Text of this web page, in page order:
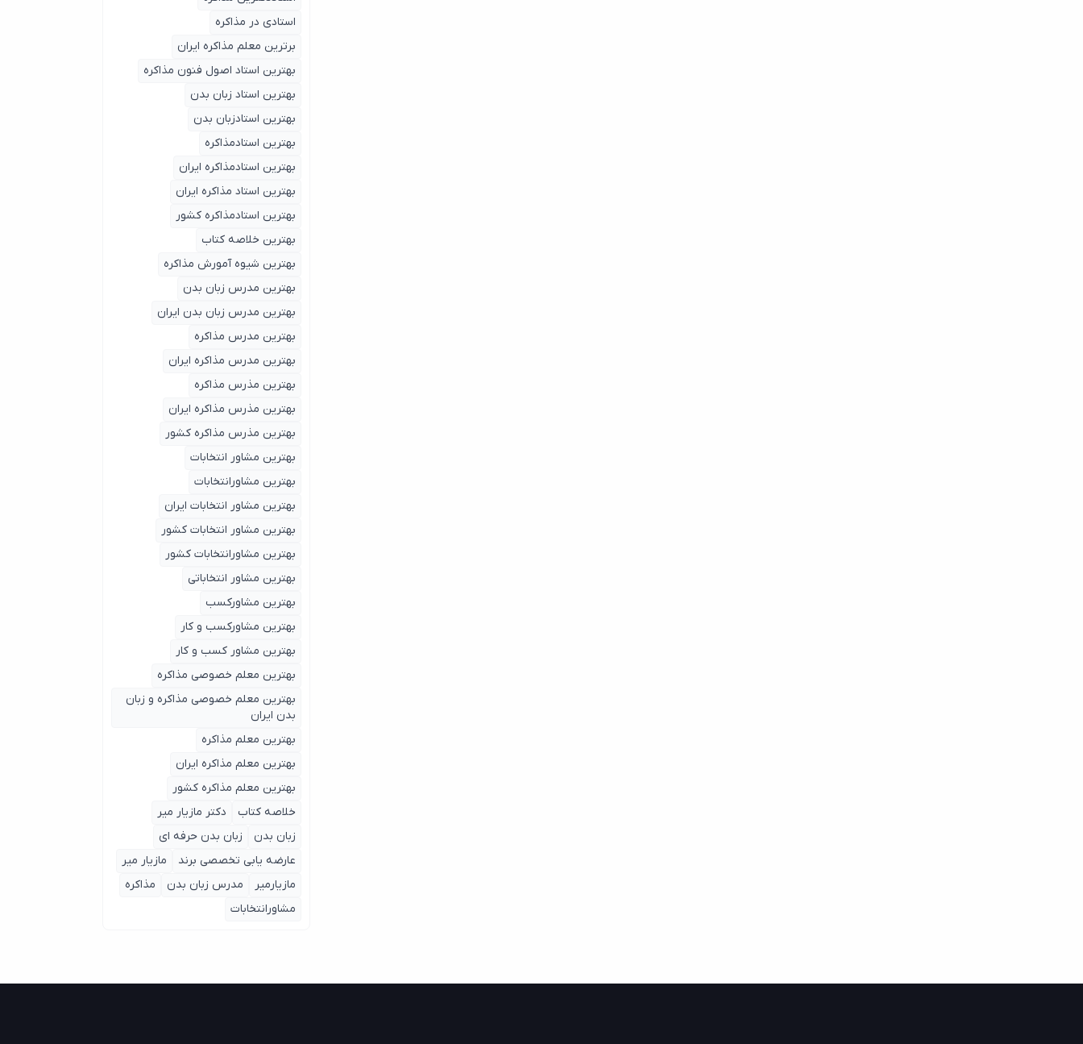
استادی در مذاکره
برترین معلم مذاکره ایران
بهترین استاد اصول ‌فنون مذاکره
بهترین استاد زبان بدن
بهترین استادزبان بدن
بهترین استادمذاکره
بهترین استادمذاکره ایران
بهترین استاد مذاکره ایران
بهترین استادمذاکره کشور
بهترین خلاصه کتاب
بهترین شیوه آمورش مذاکره
بهترین مدرس زبان بدن
بهترین مدرس زبان بدن ایران
بهترین مدرس مذاکره
بهترین مدرس مذاکره ایران
بهترین مذرس مذاکره
بهترین مذرس مذاکره ایران
بهترین مذرس مذاکره کشور
بهترین مشاور انتخابات
بهترین مشاورانتخابات
بهترین مشاور انتخابات ایران
بهترین مشاور انتخابات کشور
بهترین مشاورانتخابات کشور
بهترین مشاور انتخاباتی
بهترین مشاورکسب
بهترین مشاورکسب و کار
بهترین مشاور کسب و کار
بهترین معلم خصوصی مذاکره
بهترین معلم خصوصی مذاکره و زبان
بدن ایران
بهترین معلم مذاکره
بهترین معلم مذاکره ایران
بهترین معلم مذاکره کشور
خلاصه کتاب
دکتر مازیار میر
زبان بدن
زبان بدن حرفه ای
عارضه یابی تخصصی برند
مازیار میر
مازیارمیر
مدرس زبان بدن
مذاکره
مشاورانتخابات